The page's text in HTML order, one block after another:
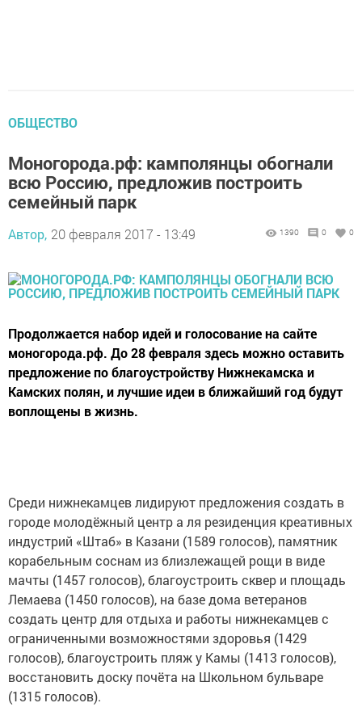
ОБЩЕСТВО
Моногорода.рф: камполянцы обогнали
всю Россию, предложив построить
семейный парк
Автор, 20 февраля 2017 - 13:49 1390 0 0
Продолжается набор идей и голосование на сайте
моногорода.рф. До 28 февраля здесь можно оставить
предложение по благоустройству Нижнекамска и
Камских полян, и лучшие идеи в ближайший год будут
воплощены в жизнь.
Среди нижнекамцев лидируют предложения создать в
городе молодёжный центр а ля резиденция креативных
индустрий «Штаб» в Казани (1589 голосов), памятник
корабельным соснам из близлежащей рощи в виде
мачты (1457 голосов), благоустроить сквер и площадь
Лемаева (1450 голосов), на базе дома ветеранов
создать центр для отдыха и работы нижнекамцев с
ограниченными возможностями здоровья (1429
голосов), благоустроить пляж у Камы (1413 голосов),
восстановить доску почёта на Школьном бульваре
(1315 голосов).